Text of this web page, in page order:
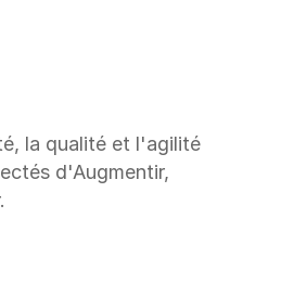
la qualité et l'agilité
d'Augmentir,